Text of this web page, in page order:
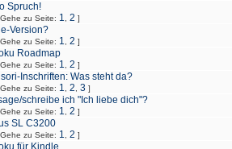
Spruch!
Gehe zu Seite: 1 2 ]
Version?
Gehe zu Seite: 1 2 ]
Roadmap
Gehe zu Seite: 1 2 ]
Inschriften: Was steht da?
Gehe zu Seite: 1 2 3 ]
schreibe ich "Ich liebe dich"?
Gehe zu Seite: 1 2 ]
SL C3200
Gehe zu Seite: 1 2 ]
für Kindle